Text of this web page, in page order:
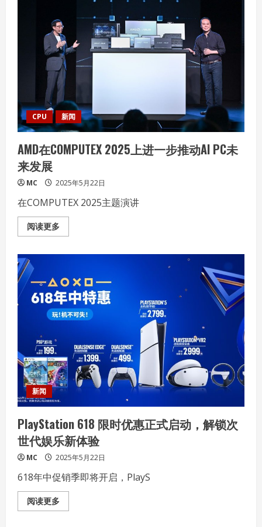
驰
天
猫
狂
欢
购
攻
略
一
CPU 新闻
AMD在COMPUTEX 2025上进一步推动AI PC未
来发展
MC 2025年5月22日
在COMPUTEX 2025主题演讲
阅读更多Read
more
2025
上
进
一
步
推
动
来
发
展
新闻
PlayStation 618 限时优惠正式启动，解锁次
世代娱乐新体验
MC 2025年5月22日
618年中促销季即将开启，PlayS
阅读更多Read
more